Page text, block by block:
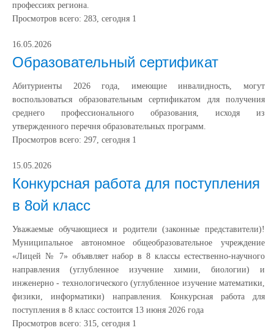
профессиях региона.
Просмотров всего: 283, сегодня 1
16.05.2026
Образовательный сертификат
Абитуриенты 2026 года, имеющие инвалидность, могут
воспользоваться образовательным сертификатом для получения
среднего профессионального образования, исходя из
утвержденного перечня образовательных программ.
Просмотров всего: 297, сегодня 1
15.05.2026
Конкурсная работа для поступления
в 8ой класс
Уважаемые обучающиеся и родители (законные представители)!
Муниципальное автономное общеобразовательное учреждение
«Лицей № 7» объявляет набор в 8 классы естественно-научного
направления (углубленное изучение химии, биологии) и
инженерно - технологического (углубленное изучение математики,
физики, информатики) направления. Конкурсная работа для
поступления в 8 класс состоится 13 июня 2026 года
Просмотров всего: 315, сегодня 1